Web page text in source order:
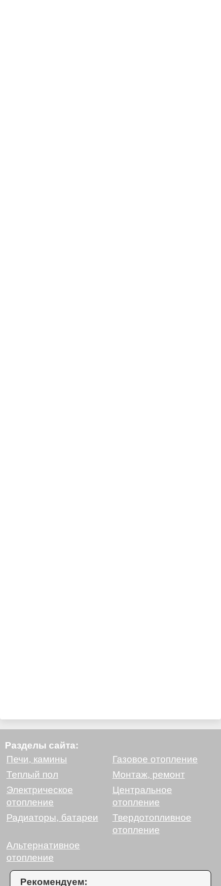
Разделы сайта:
Печи, камины
Газовое отопление
Теплый пол
Монтаж, ремонт
Электрическое
отопление
Центральное
отопление
Радиаторы, батареи
Твердотопливное
отопление
Альтернативное
отопление
Рекомендуем: